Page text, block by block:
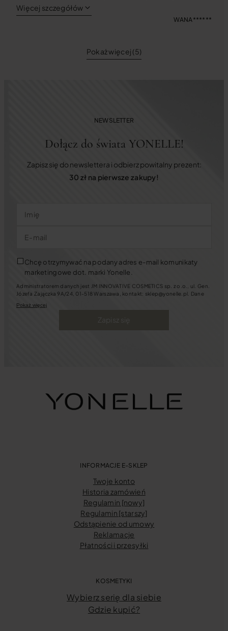
niedoskonałości znikają Używam go od 2 lat
Więcej szczegółów
WANA******
Pokaż więcej (5)
NEWSLETTER
Dołącz do świata YONELLE!
Zapisz się do newslettera i odbierz powitalny prezent:
30 zł na pierwsze zakupy!
Imię
E-mail
Chcę otrzymywać na podany adres e-mail komunikaty
marketingowe dot. marki Yonelle.
Administratorem danych jest JM INNOVATIVE COSMETICS sp. z o.o., ul. Gen.
Józefa Zajączka 9A/24, 01-518 Warszawa, kontakt: sklep@yonelle.pl. Dane
celach marketingowych. Jeśli wyrazisz zgody na kontakt marketingowy
telefonicznie. Możesz zawsze cofnąć zgody m.in. pisząc na ww. adres e-mail.
Masz także prawo: dostępu do swoich danych, ich sprostowania, usunięcia,
Pokaż więcej
Zapisz się
INFORMACJE E-SKLEP
Twoje konto
Historia zamówień
Regulamin [nowy]
Regulamin [starszy]
Odstąpienie od umowy
Reklamacje
Płatności i przesyłki
KOSMETYKI
Wybierz serię dla siebie
Gdzie kupić?